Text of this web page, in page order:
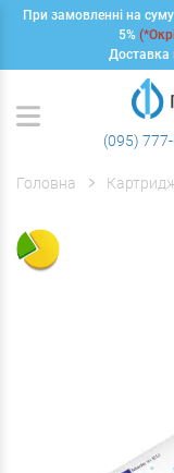
При замовленні на
5%
Доставка
(095)
Головна